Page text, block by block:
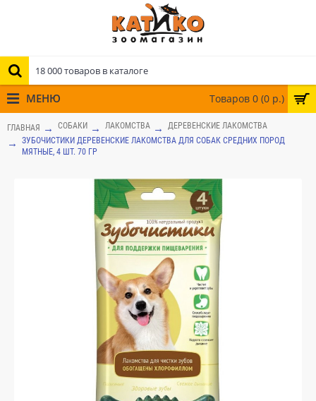
Товаров 0 (0 р.)
МЕНЮ
ГЛАВНАЯ СОБАКИ ЛАКОМСТВА
ДЕРЕВЕНСКИЕ ЛАКОМСТВА
ЗУБОЧИСТИКИ ДЕРЕВЕНСКИЕ ЛАКОМСТВА ДЛЯ СОБАК СРЕДНИХ ПОРОД
МЯТНЫЕ, 4 ШТ. 70 ГР